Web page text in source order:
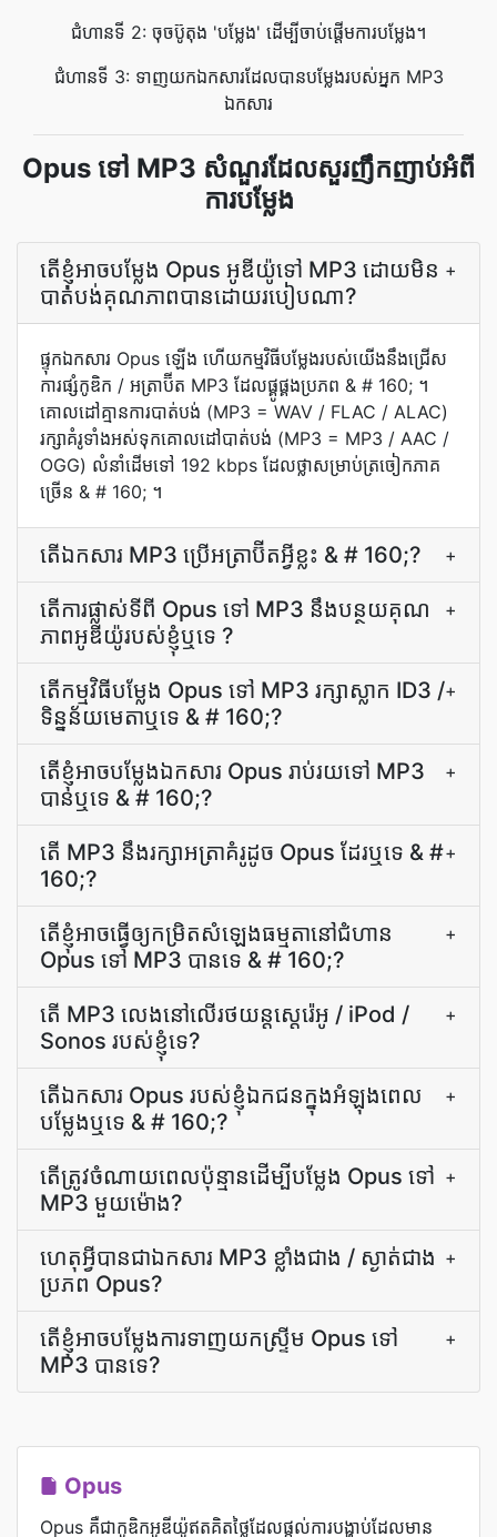
ជំហានទី 2: ចុចប៊ូតុង 'បម្លែង' ដើម្បីចាប់ផ្តើមការបម្លែង។
ជំហានទី 3: ទាញយកឯកសារដែលបានបម្លែងរបស់អ្នក MP3
ឯកសារ
Opus ទៅ MP3 សំណួរដែលសួរញឹកញាប់អំពី
ការបម្លែង
តើ​ខ្ញុំ​អាច​បម្លែង Opus អូឌីយ៉ូ​ទៅ MP3 ដោយ​មិន​
បាត់បង់​គុណភាព​បាន​ដោយ​របៀប​ណា?
+
ផ្ទុក​ឯកសារ Opus ឡើង ហើយ​កម្មវិធី​បម្លែង​របស់​យើង​នឹង​ជ្រើស​
ការ​ផ្សំ​កូឌិក / អត្រាប៊ីត MP3 ដែល​ផ្គូផ្គង​ប្រភព & # 160; ។
គោលដៅ​គ្មាន​ការ​បាត់បង់ (MP3 = WAV / FLAC / ALAC)
រក្សា​គំរូ​ទាំងអស់​ទុក​គោលដៅ​បាត់បង់ (MP3 = MP3 / AAC /
OGG) លំនាំដើម​ទៅ 192 kbps ដែល​ថ្លា​សម្រាប់​ត្រចៀក​ភាគ
ច្រើន & # 160; ។
តើ​ឯកសារ MP3 ប្រើ​អត្រាប៊ីត​អ្វី​ខ្លះ & # 160;? +
តើ​ការ​ផ្លាស់ទី​ពី Opus ទៅ MP3 នឹង​បន្ថយ​គុណ
ភាព​អូឌីយ៉ូ​របស់​ខ្ញុំ​ឬ​ទេ ?
+
តើ​កម្មវិធី​បម្លែង Opus ទៅ MP3 រក្សា​ស្លាក ID3 /
ទិន្នន័យ​មេតា​ឬទេ & # 160;?
+
តើ​ខ្ញុំ​អាច​បម្លែង​ឯកសារ Opus រាប់រយ​ទៅ MP3
បាន​ឬ​ទេ & # 160;?
+
តើ MP3 នឹង​រក្សា​អត្រា​គំរូ​ដូច Opus ដែរឬទេ & #
160;?
+
តើ​ខ្ញុំ​អាច​ធ្វើ​ឲ្យ​កម្រិត​សំឡេង​ធម្មតា​នៅ​ជំហាន
Opus ទៅ MP3 បាន​ទេ & # 160;?
+
តើ MP3 លេងនៅលើរថយន្តស្តេរ៉េអូ / iPod /
Sonos របស់ខ្ញុំទេ?
+
តើ​ឯកសារ Opus របស់​ខ្ញុំ​ឯកជន​ក្នុង​អំឡុង​ពេល​
បម្លែង​ឬ​ទេ & # 160;?
+
តើ​ត្រូវ​ចំណាយ​ពេល​ប៉ុន្មាន​ដើម្បី​បម្លែង Opus ទៅ
MP3 មួយ​ម៉ោង?
+
ហេតុ​អ្វី​បាន​ជា​ឯកសារ MP3 ខ្លាំង​ជាង / ស្ងាត់​ជាង​
ប្រភព Opus?
+
តើ​ខ្ញុំ​អាច​បម្លែង​ការ​ទាញយក​ស្ទ្រីម Opus ទៅ
MP3 បាន​ទេ?
+
Opus
Opus គឺជាកូឌិកអូឌីយ៉ូឥតគិតថ្លៃដែលផ្តល់ការបង្ហាប់ដែលមាន